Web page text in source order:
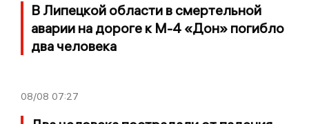
В Липецкой области в смертельной
аварии на дороге к М-4 «Дон» погибло
два человека
08/08 07:27